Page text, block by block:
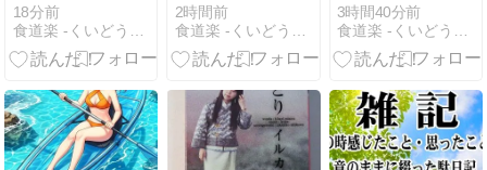
シフィック航
空ザ・ピアフ
ァーストクラ
ブルーチーズ
18分前
食道楽 -くいどうらく-
スーパーカブ
１１０
（JA07）〜遅
2時間前
食道楽 -くいどうらく-
Ｌｏｕｎｇ
ｅ」チキンク
リームソース
3時間40分前
食道楽 -くいどうらく-